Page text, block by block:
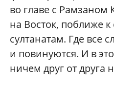
во главе с Рамзаном
на Восток, поближе
султанатам. Где все
и повинуются. И в
ничем друг от друга